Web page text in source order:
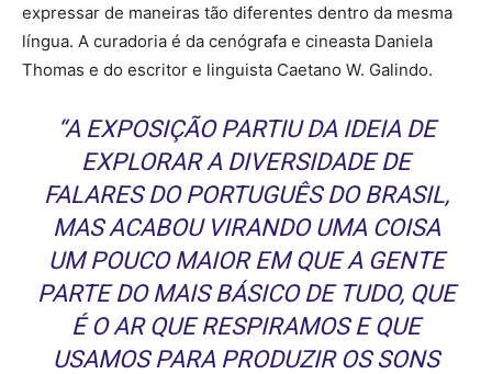
expressar de maneiras tão diferentes dentro da mesma
língua. A curadoria é da cenógrafa e cineasta Daniela
Thomas e do escritor e linguista Caetano W. Galindo.
“A EXPOSIÇÃO PARTIU DA IDEIA DE
EXPLORAR A DIVERSIDADE DE
FALARES DO PORTUGUÊS DO BRASIL,
MAS ACABOU VIRANDO UMA COISA
UM POUCO MAIOR EM QUE A GENTE
PARTE DO MAIS BÁSICO DE TUDO, QUE
É O AR QUE RESPIRAMOS E QUE
USAMOS PARA PRODUZIR OS SONS